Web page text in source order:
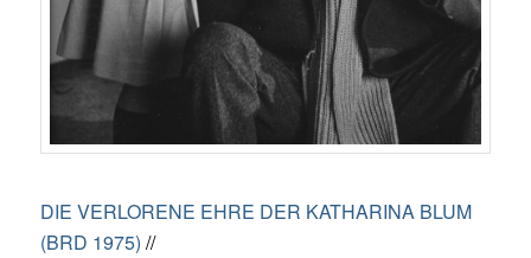
DIE VERLORENE EHRE DER KATHARINA BLUM
(BRD 1975) //